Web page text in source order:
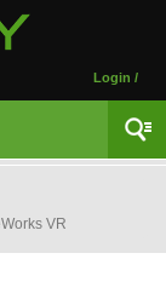
Login /
VR